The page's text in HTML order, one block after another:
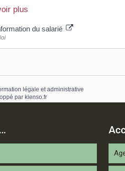
plus
du salarié
légale et administrative
par kienso.fr